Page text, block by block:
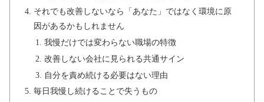
それでも改善しないなら「あなた」ではなく環境に原
因があるかもしれません
我慢だけでは変わらない職場の特徴
改善しない会社に見られる共通サイン
自分を責め続ける必要はない理由
毎日我慢し続けることで失うもの